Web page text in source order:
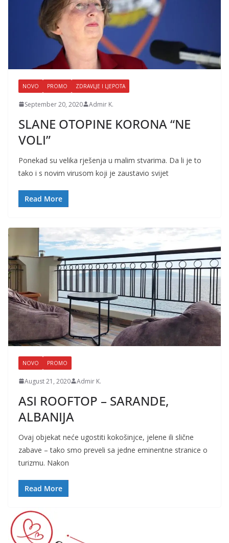
NOVO PROMO ZDRAVLJE I LJEPOTA
September 20, 2020 Admir K.
SLANE OTOPINE KORONA “NE
VOLI”
Ponekad su velika rješenja u malim stvarima. Da li je to
tako i s novim virusom koji je zaustavio svijet
Read More
NOVO PROMO
August 21, 2020 Admir K.
ASI ROOFTOP – SARANDE,
ALBANIJA
Ovaj objekat neće ugostiti kokošinjce, jelene ili slične
zabave – tako smo preveli sa jedne eminentne stranice o
turizmu. Nakon
Read More